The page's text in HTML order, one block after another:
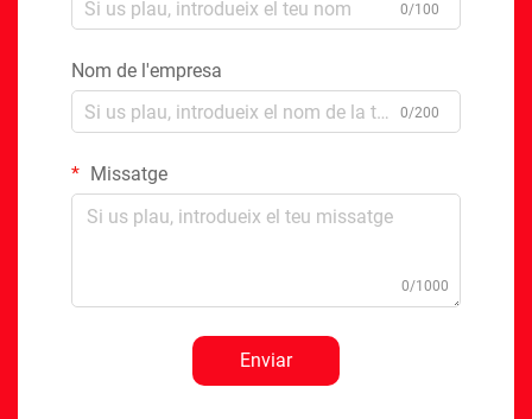
0/100
Nom de l'empresa
0/200
Missatge
0/1000
Enviar